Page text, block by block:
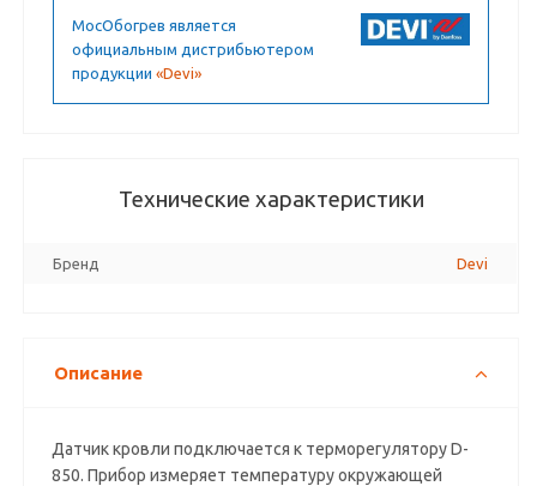
МосОбогрев является
официальным дистрибьютером
продукции«Devi»
Технические характеристики
Бренд Devi
Описание
Датчик кровли подключается к терморегулятору D-
850. Прибор измеряет температуру окружающей